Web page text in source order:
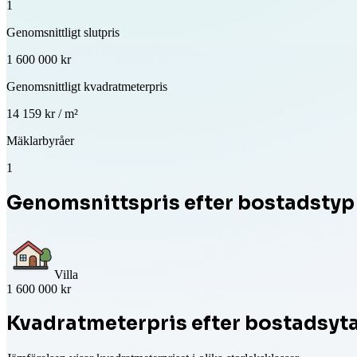
1
Genomsnittligt slutpris
1 600 000 kr
Genomsnittligt kvadratmeterpris
14 159 kr / m²
Mäklarbyråer
1
Genomsnittspris efter bostadstyp
Villa
1 600 000 kr
Kvadratmeterpris efter